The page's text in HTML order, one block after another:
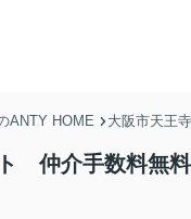
ANTY HOME 大阪市天王
仲介手数料無料